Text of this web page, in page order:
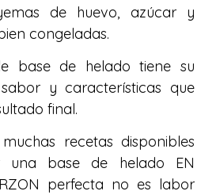
de huevo, azúcar y
congeladas.
base de helado tiene su
y características que
final.
recetas disponibles
una base de helado EN
perfecta no es labor